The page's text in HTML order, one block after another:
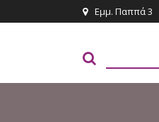
Εμμ. Παππά 3